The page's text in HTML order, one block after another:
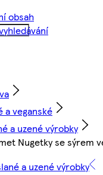
obsah
a veganské
a uzené výrobky
Nugetky se sýrem
a uzené výrobky